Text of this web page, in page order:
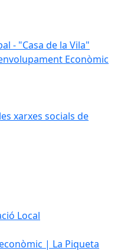
- "Casa de la Vila"
Econòmic
xarxes socials de
Local
| La Piqueta